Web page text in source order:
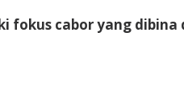
fokus cabor yang